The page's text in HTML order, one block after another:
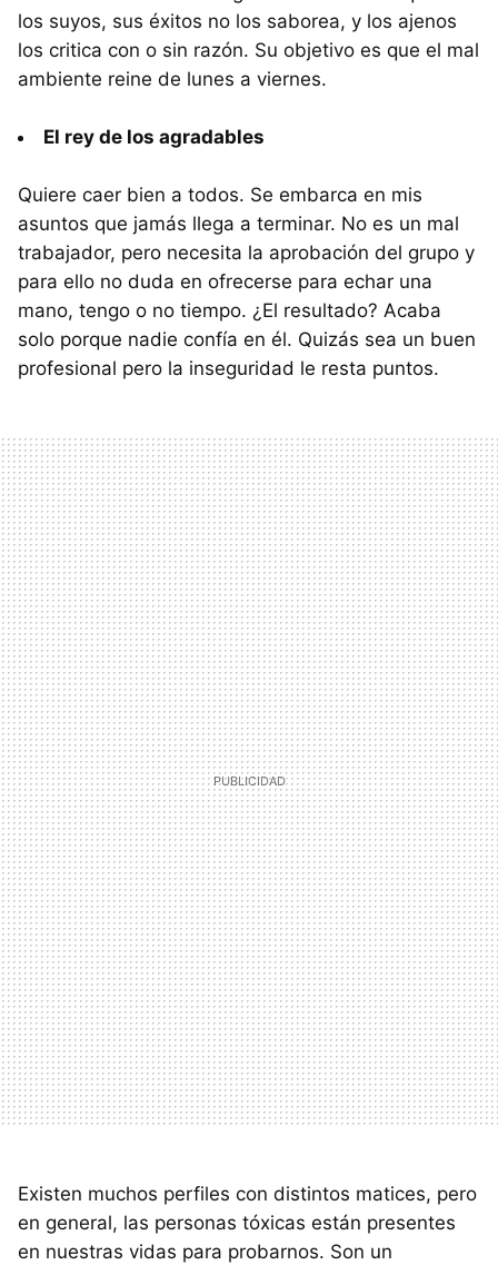
los suyos, sus éxitos no los saborea, y los ajenos
los critica con o sin razón. Su objetivo es que el mal
ambiente reine de lunes a viernes.
El rey de los agradables
Quiere caer bien a todos. Se embarca en mis
asuntos que jamás llega a terminar. No es un mal
trabajador, pero necesita la aprobación del grupo y
para ello no duda en ofrecerse para echar una
mano, tengo o no tiempo. ¿El resultado? Acaba
solo porque nadie confía en él. Quizás sea un buen
profesional pero la inseguridad le resta puntos.
Existen muchos perfiles con distintos matices, pero
en general, las personas tóxicas están presentes
en nuestras vidas para probarnos. Son un